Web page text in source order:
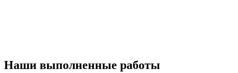
Наши выполненные работы